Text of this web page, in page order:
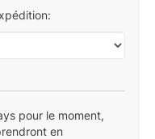
pour le moment,
en